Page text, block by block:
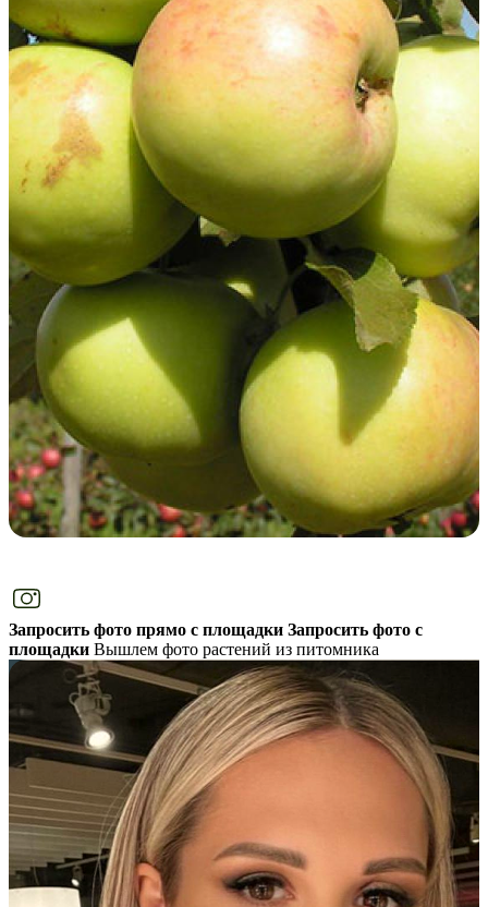
Запросить фото прямо с площадки Запросить фото с
площадки Вышлем фото растений из питомника